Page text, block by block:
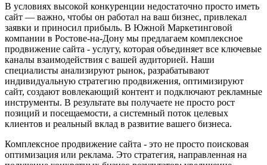
В условиях высокой конкуренции недостаточно просто иметь
сайт — важно, чтобы он работал на ваш бизнес, привлекал
заявки и приносил прибыль. В Южной Маркетинговой
компании в Ростове-на-Дону мы предлагаем комплексное
продвижение сайта - услугу, которая объединяет все ключевые
каналы взаимодействия с вашей аудиторией. Наши
специалисты анализируют рынок, разрабатывают
индивидуальную стратегию продвижения, оптимизируют
сайт, создают вовлекающий контент и подключают рекламные
инструменты. В результате вы получаете не просто рост
позиций и посещаемости, а системный поток целевых
клиентов и реальный вклад в развитие вашего бизнеса.
Комплексное продвижение сайта - это не просто поисковая
оптимизация или реклама. Это стратегия, направленная на